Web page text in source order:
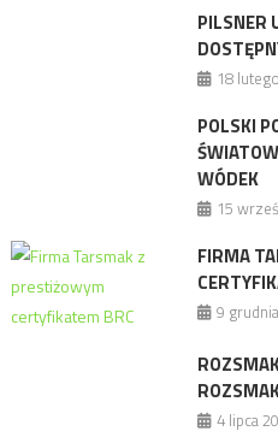
PILSNER
18
POLSKI
WÓDEK
15
FIRMA
9
4 lipca